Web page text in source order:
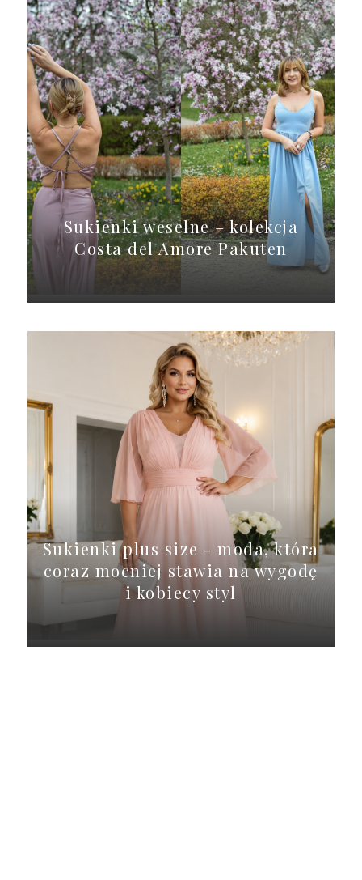
Sukienki weselne – kolekcja
Costa del Amore Pakuten
Sukienki plus size - moda, która
coraz mocniej stawia na wygodę
i kobiecy styl